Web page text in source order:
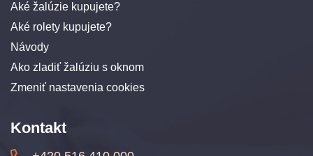
Aké žalúzie kupujete?
Aké rolety kupujete?
Návody
Ako zladiť žalúziu s oknom
Zmeniť nastavenia cookies
Kontakt